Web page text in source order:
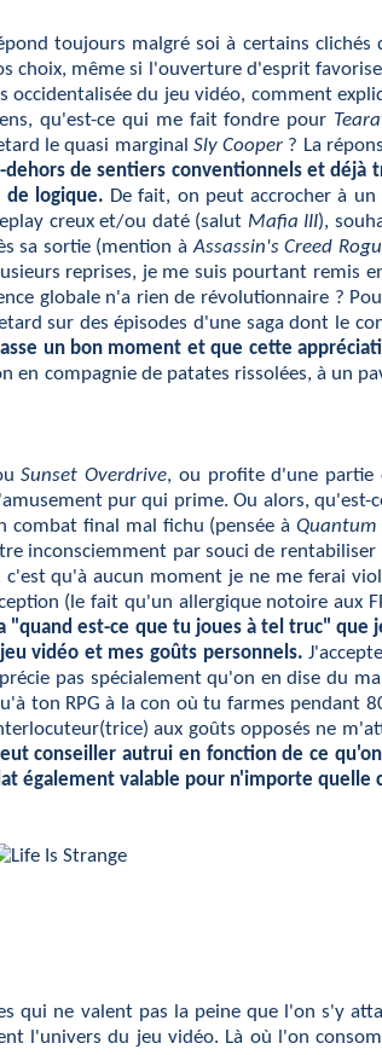
toujours malgré soi à certains
choix, même si l'ouverture d'esprit
du jeu vidéo, comment
qu'est-ce qui me fait fondre pour
le quasi marginal Sly Cooper ? La
de sentiers conventionnels et déjà
logique. De fait, on peut accrocher à
creux et/ou daté (salut Mafia III),
sa sortie (mention àAssassin's Creed
reprises, je me suis pourtant remis
globale n'a rien de révolutionnaire ?
sur des épisodes d'une saga dont le
un bon moment et que cette
compagnie de patates rissolées, à un
Sunset Overdrive, ou profite d'une
pur qui prime. Ou alors,
combat final mal fichu (pensée àQuantum
inconsciemment par souci de
qu'à aucun moment je ne me ferai
(le fait qu'un allergique notoire aux
"quand est-ce que tu joues à tel truc" que
vidéo et mes goûts personnels.
pas spécialement qu'on en dise du
ton RPG à la con où tu farmes pendant
aux goûts opposés ne
conseiller autrui en fonction de ce
également valable pour n'importe quelle
qui ne valent pas la peine que l'on s'y
l'univers du jeu vidéo. Là où l'on